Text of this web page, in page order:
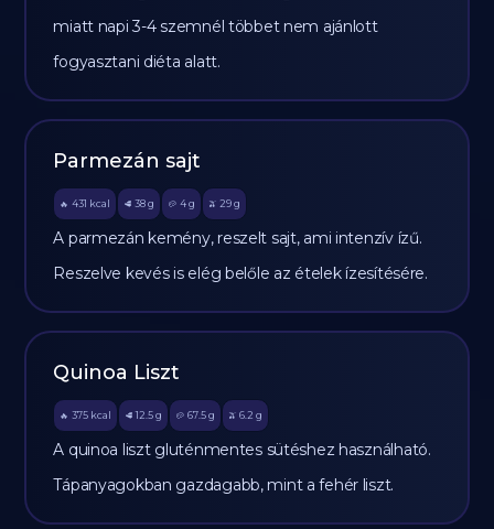
miatt napi 3-4 szemnél többet nem ajánlott
fogyasztani diéta alatt.
Parmezán sajt
🔥 431 kcal 🥩 38 g 🥔 4g 🫒 29 g
A parmezán kemény, reszelt sajt, ami intenzív ízű.
Reszelve kevés is elég belőle az ételek ízesítésére.
Quinoa Liszt
🔥 375 kcal 🥩 12.5 g 🥔 67.5g 🫒 6.2 g
A quinoa liszt gluténmentes sütéshez használható.
Tápanyagokban gazdagabb, mint a fehér liszt.